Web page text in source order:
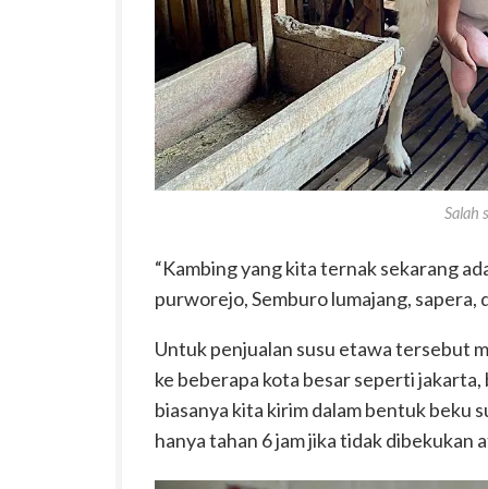
Salah
“Kambing yang kita ternak sekarang
purworejo, Semburo lumajang, sapera,
Untuk penjualan susu etawa tersebut
ke beberapa kota besar seperti
biasanya kita kirim dalam bentuk beku
hanya tahan 6 jam jika tidak dibekukan